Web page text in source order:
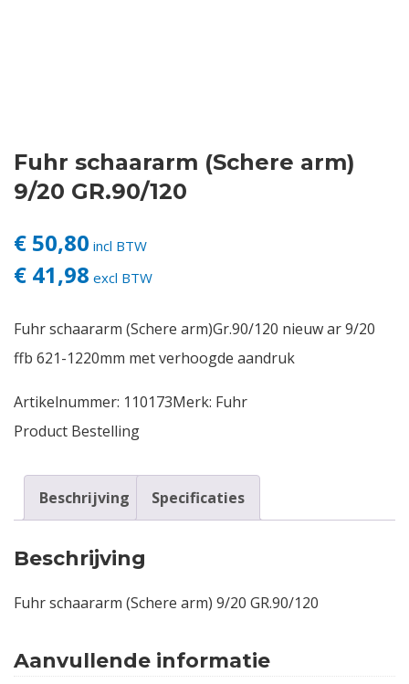
Login
Fuhr schaararm (Schere arm)
9/20 GR.90/120
€ 50,80 incl BTW
€ 41,98 excl BTW
Fuhr schaararm (Schere arm)Gr.90/120 nieuw ar 9/20
ffb 621-1220mm met verhoogde aandruk
Artikelnummer: 110173Merk: Fuhr
Product Bestelling
Beschrijving Specificaties
Beschrijving
Fuhr schaararm (Schere arm) 9/20 GR.90/120
Aanvullende informatie